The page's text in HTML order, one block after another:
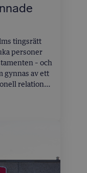
tingsrätt
personer
– och
gynnas av ett
relation